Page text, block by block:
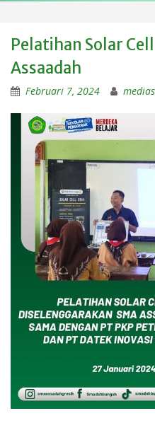
Pelatihan Solar
Assaadah
Februari 7, 2024